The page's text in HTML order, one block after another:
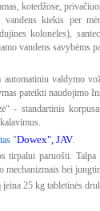
kotedžose,
kiekis per
kolonėles),
vandens savybėms
automatiniu valdymo
pateikti naudojimo
- standartinis
"Dowex", JAV.
tirpalui paruošti.
mechanizmais bei
25 kg tabletinės